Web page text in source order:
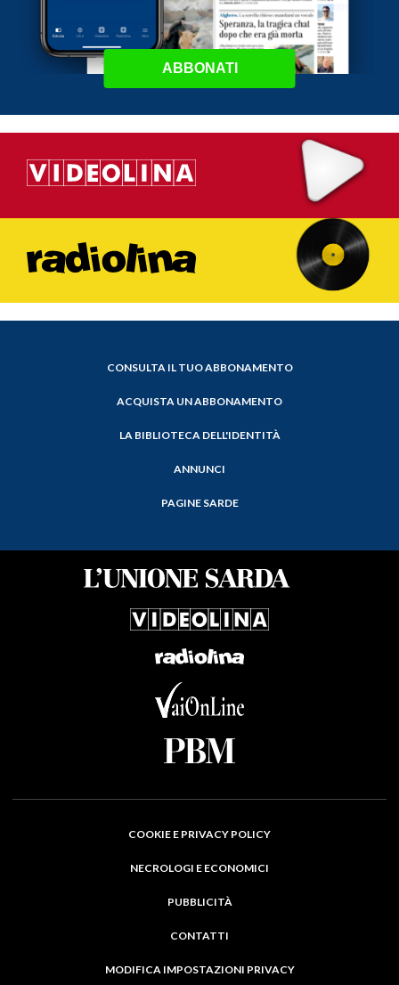
ABBONATI
CONSULTA IL TUO ABBONAMENTO
ACQUISTA UN ABBONAMENTO
LA BIBLIOTECA DELL'IDENTITÀ
ANNUNCI
PAGINE SARDE
COOKIE E PRIVACY POLICY
NECROLOGI E ECONOMICI
PUBBLICITÀ
CONTATTI
MODIFICA IMPOSTAZIONI PRIVACY